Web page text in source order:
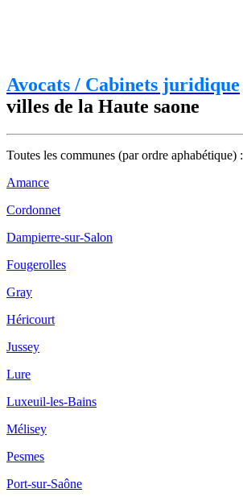
Avocats / Cabinets juridique
villes de la Haute saone
Toutes les communes (par ordre aphabétique) :
Amance
Cordonnet
Dampierre-sur-Salon
Fougerolles
Gray
Héricourt
Jussey
Lure
Luxeuil-les-Bains
Mélisey
Pesmes
Port-sur-Saône